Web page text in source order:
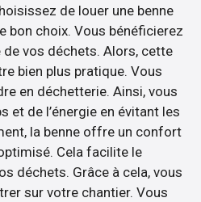
de louer une benne
bon choix. Vous bénéficierez
de vos déchets. Alors, cette
bien plus pratique. Vous
en déchetterie. Ainsi, vous
et de l’énergie en évitant les
la benne offre un confort
Cela facilite le
déchets. Grâce à cela, vous
sur votre chantier. Vous